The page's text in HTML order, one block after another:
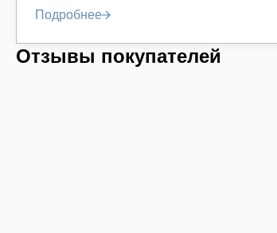
Подробнее
Отзывы покупателей